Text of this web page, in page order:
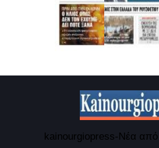
kainourgiopress-Νέα από